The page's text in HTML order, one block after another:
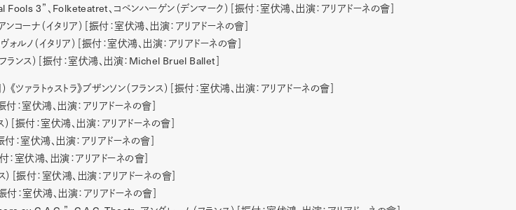
Fools 3”、 Folketeatret、コペンハーゲン（デンマーク）［振付：室伏鴻、出演：アリアドーネの會］
ンコーナ（イタリア）［振付：室伏鴻、出演：アリアドーネの會］
ヴォルノ（イタリア）［振付：室伏鴻、出演：アリアドーネの會］
ランス）［振付：室伏鴻、出演： Michel Bruel Ballet］
） 《ツァラトゥストラ》ブザンソン（フランス）［振付：室伏鴻、出演：アリアドーネの會］
振付：室伏鴻、出演：アリアドーネの會］
）［振付：室伏鴻、出演：アリアドーネの會］
付：室伏鴻、出演：アリアドーネの會］
付：室伏鴻、出演：アリアドーネの會］
）［振付：室伏鴻、出演：アリアドーネの會］
振付：室伏鴻、出演：アリアドーネの會］